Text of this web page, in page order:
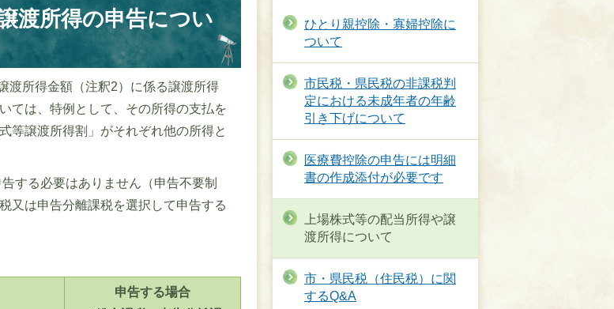
渡所得の申告につい
渡所得金額（注釈2）に係る譲渡所得
ては、特例として、その所得の支払を
等譲渡所得割」がそれぞれ他の所得と
する必要はありません（申告不要制
又は申告分離課税を選択して申告する
申告する場合
ひとり親控除・寡婦控除に
ついて
市民税・県民税の非課税判
定における未成年者の年齢
引き下げについて
医療費控除の申告には明細
書の作成添付が必要です
上場株式等の配当所得や譲
渡所得について
市・県民税（住民税）に関
するQ&A